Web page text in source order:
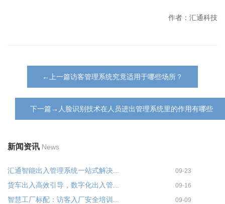
作者：汇通科技
←上一篇访客管理系统究竟适用于哪些场所？
下一篇→人脸识别技术在人员进出管理系统里的作用有哪些
新闻资讯 News
汇通智能出入管理系统一站式解决... 09-23
货车出入高效引导，数字化出入管... 09-16
智慧工厂标配：访客入厂安全培训... 09-09